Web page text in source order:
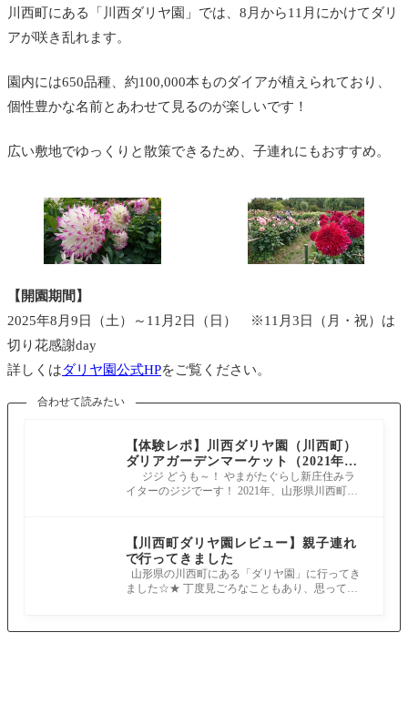
川西町にある「川西ダリヤ園」では、8月から11月にかけてダリ
アが咲き乱れます。
園内には650品種、約100,000本ものダイアが植えられており、
個性豊かな名前とあわせて見るのが楽しいです！
広い敷地でゆっくりと散策できるため、子連れにもおすすめ。
【開園期間】
2025年8月9日（土）～11月2日（日） ※11月3日（月・祝）は
切り花感謝day
詳しくはダリヤ園公式HPをご覧ください。
合わせて読みたい
【体験レポ】川西ダリヤ園（川西町）
ダリアガーデンマーケット（2021年）
｜約10万のダリアが咲き誇る公園！
ジジ どうも～！ やまがたぐらし新庄住みラ
イターのジジでーす！ 2021年、山形県川西町に
【川西町ダリヤ園レビュー】親子連れ
で行ってきました
山形県の川西町にある「ダリヤ園」に行ってき
ました☆★ 丁度見ごろなこともあり、思ってい